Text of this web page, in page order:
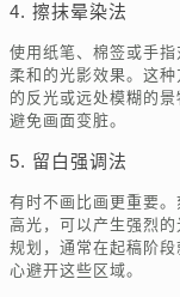
4. 擦抹晕染法
使用纸笔、棉签或手
柔和的光影效果。这
的反光或远处模糊的景
避免画面变脏。
5. 留白强调法
有时不画比画更重要
高光，可以产生强烈
规划，通常在起稿阶
心避开这些区域。